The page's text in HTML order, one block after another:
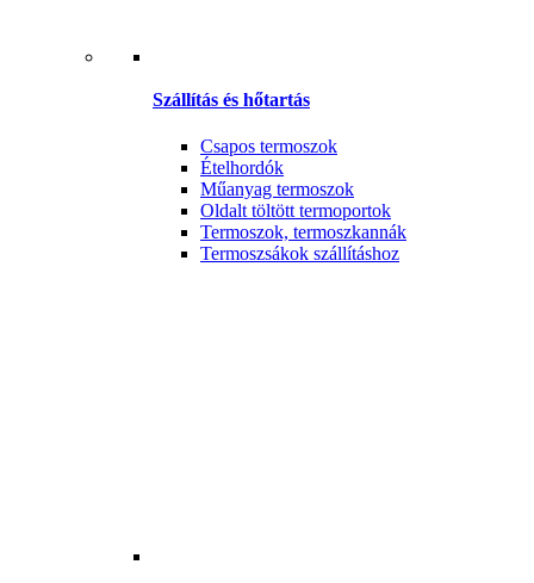
Szállítás és hőtartás
Csapos termoszok
Ételhordók
Műanyag termoszok
Oldalt töltött termoportok
Termoszok, termoszkannák
Termoszsákok szállításhoz